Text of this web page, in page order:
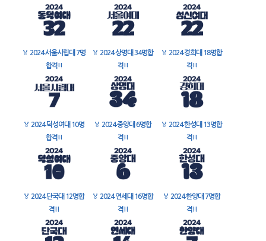
🏅 2024 서울시립대 7명
합격!!
🏅 2024 상명대 34명합
격!!
🏅 2024 경희대 18명합
격!!
🏅 2024 덕성여대 10명
합격!!
🏅 2024 중앙대 6명합
격!!
🏅 2024 한성대 13명합
격!!
🏅 2024 단국대 12명합
격!!
🏅 2024 연세대 16명합
격!!
🏅 2024 한양대 7명합
격!!